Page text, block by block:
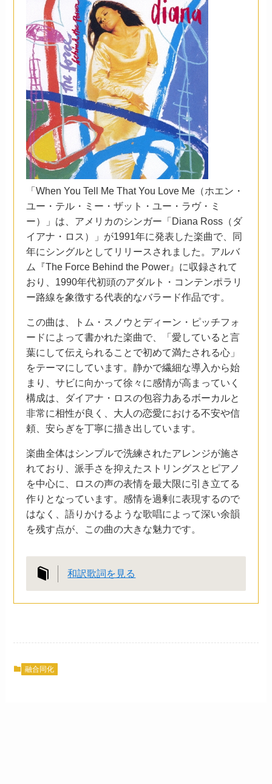
「When You Tell Me That You Love Me（ホエン・
ユー・テル・ミー・ザット・ユー・ラヴ・ミ
ー）」は、アメリカのシンガー「Diana Ross（ダ
イアナ・ロス）」が1991年に発表した楽曲で、同
年にシングルとしてリリースされました。アルバ
ム『The Force Behind the Power』に収録されて
おり、1990年代初頭のアダルト・コンテンポラリ
ー路線を象徴する代表的なバラード作品です。
この曲は、トム・スノウとディーン・ピッチフォ
ードによって書かれた楽曲で、「愛していると言
葉にして伝えられることで初めて満たされる心」
をテーマにしています。静かで繊細な導入から始
まり、サビに向かって徐々に感情が高まっていく
構成は、ダイアナ・ロスの包容力あるボーカルと
非常に相性が良く、大人の恋愛における不安や信
頼、安らぎを丁寧に描き出しています。
楽曲全体はシンプルで洗練されたアレンジが施さ
れており、派手さを抑えたストリングスとピアノ
を中心に、ロスの声の表情を最大限に引き立てる
作りとなっています。感情を過剰に表現するので
はなく、語りかけるような歌唱によって深い余韻
を残す点が、この曲の大きな魅力です。
和訳歌詞を見る
融合同化